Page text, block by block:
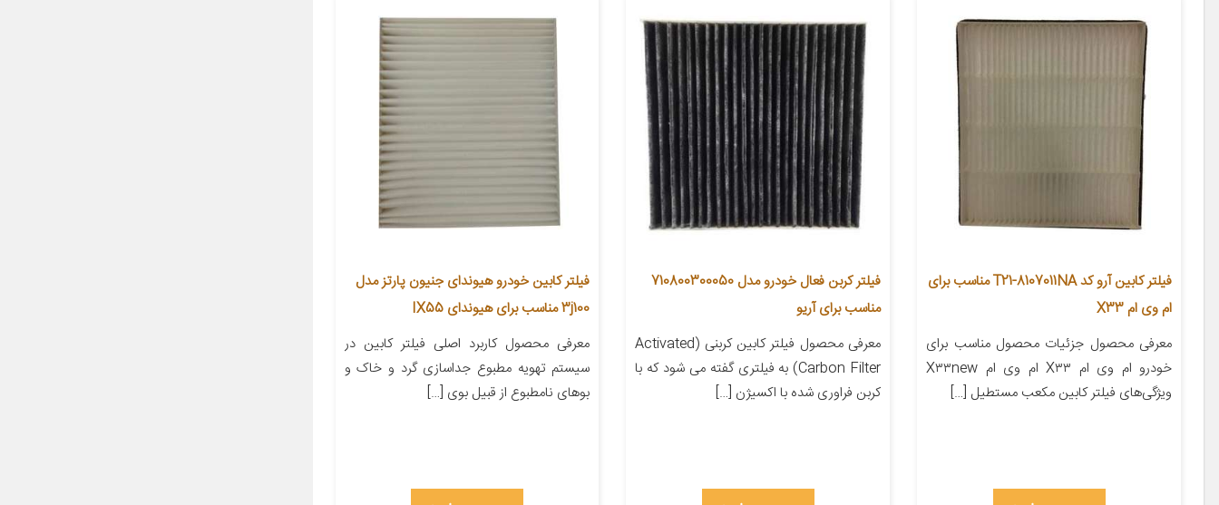
فیلتر کابین آرو کد T21-8107011NA مناسب برای
ام وی ام X33
معرفی محصول جزئیات محصول مناسب برای
خودرو ام وی ام X۳۳ ام وی ام X۳۳new
ویژگی‌های فیلتر کابین مکعب مستطیل […]
فیلتر کربن فعال خودرو مدل 710800300050
مناسب برای آریو
معرفی محصول فیلتر کابین کربنی (Activated
Carbon Filter) به فیلتری گفته می شود که با
کربن فراوری شده با اکسیژن […]
فیلتر کابین خودرو هیوندای جنیون پارتز مدل
3j100 مناسب برای هیوندای IX55
معرفی محصول کاربرد اصلی فیلتر کابین در
سیستم تهویه مطبوع جداسازی گرد و خاک و
بوهای نامطبوع از قبیل بوی […]